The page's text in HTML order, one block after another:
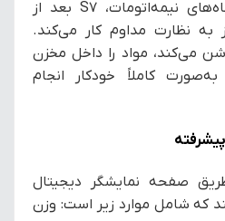
برخلاف بسیاری از دستگاه‌های نیمه‌اتومات، S7 بعد از
به نظارت مداوم کار می‌کند.
می‌کند، مواد را داخل مخزن
کاملاً خودکار انجام
صفحه نمایشگر دیجیتال
که شامل موارد زیر است: وزن